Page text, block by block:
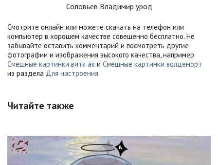
Соловьев Владимир урод
Смотрите онлайн или можете скачать на телефон или
компьютер в хорошем качестве совешенно бесплатно. Не
забывайте оставить комментарий и посмотреть другие
фотографии и изображения высокого качества, например
Смешные картинки витя ак и Смешные картинки волдеморт
из раздела Для настроения
Читайте также